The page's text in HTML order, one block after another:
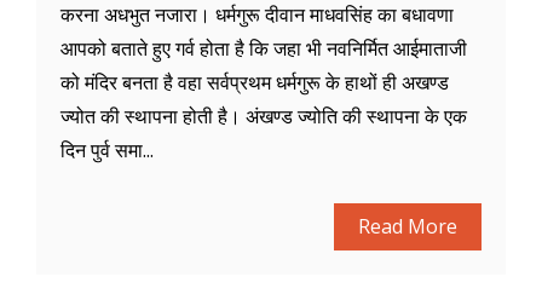
करना अधभुत नजारा। धर्मगुरू दीवान माधवसिंह का बधावणा
आपको बताते हुए गर्व होता है कि जहा भी नवनिर्मित आईमाताजी
को मंदिर बनता है वहा सर्वप्रथम धर्मगुरू के हाथों ही अखण्ड
ज्योत की स्थापना होती है। अंखण्ड ज्योति की स्थापना के एक
दिन पुर्व समा...
Read More